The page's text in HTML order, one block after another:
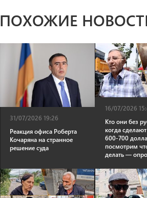
ПОХОЖИЕ
31/07/2026 19:26
Реакция офиса Роберта
Кочаряна на странное
решение суда
16/07/2026
Кто они без
когда
600-700
посмотрим
делать —